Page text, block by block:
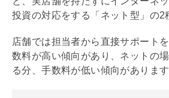
投資の対応をする「ネット型」の2
店舗では担当者から直接サポート
数料が高い傾向があり、ネットの
る分、手数料が低い傾向があります